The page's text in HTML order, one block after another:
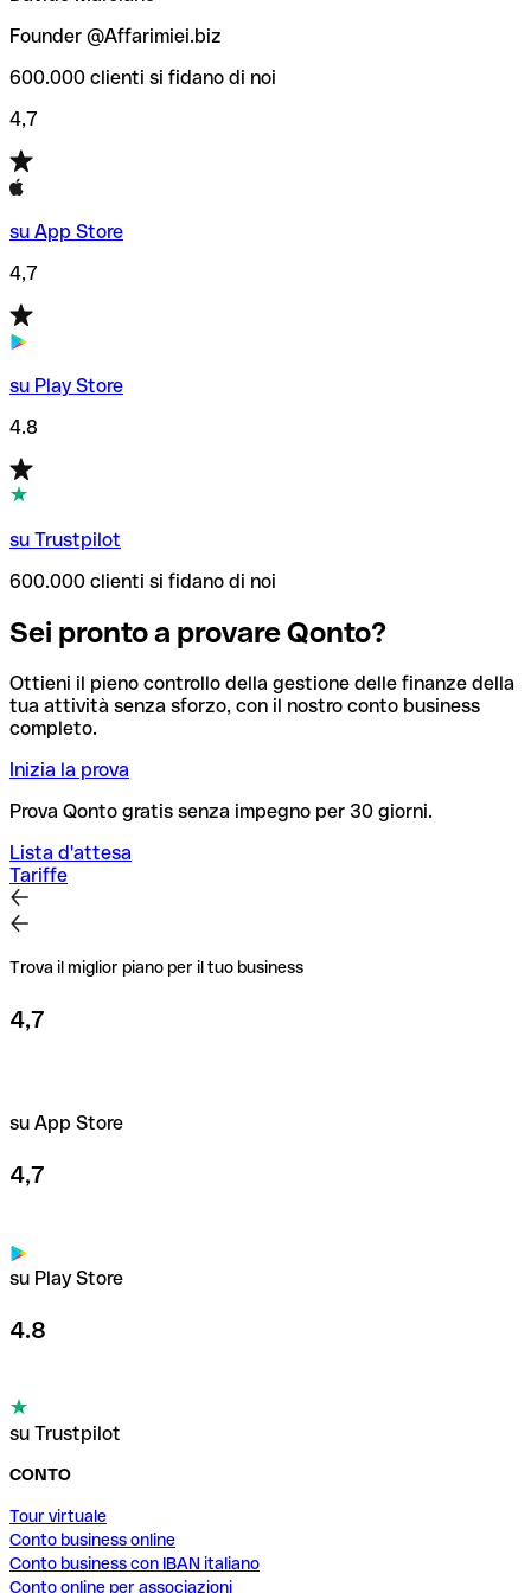
Founder @Affarimiei.biz
600.000 clienti si fidano di noi
4,7
su App Store
4,7
su Play Store
4.8
su Trustpilot
600.000 clienti si fidano di noi
Sei pronto a provare Qonto?
Ottieni il pieno controllo della gestione delle finanze della
tua attività senza sforzo, con il nostro conto business
completo.
Inizia la prova
Prova Qonto gratis senza impegno per 30 giorni.
Lista d'attesa
Tariffe
Trova il miglior piano per il tuo business
4,7
su App Store
4,7
su Play Store
4.8
su Trustpilot
CONTO
Tour virtuale
Conto business online
Conto business con IBAN italiano
Conto online per associazioni